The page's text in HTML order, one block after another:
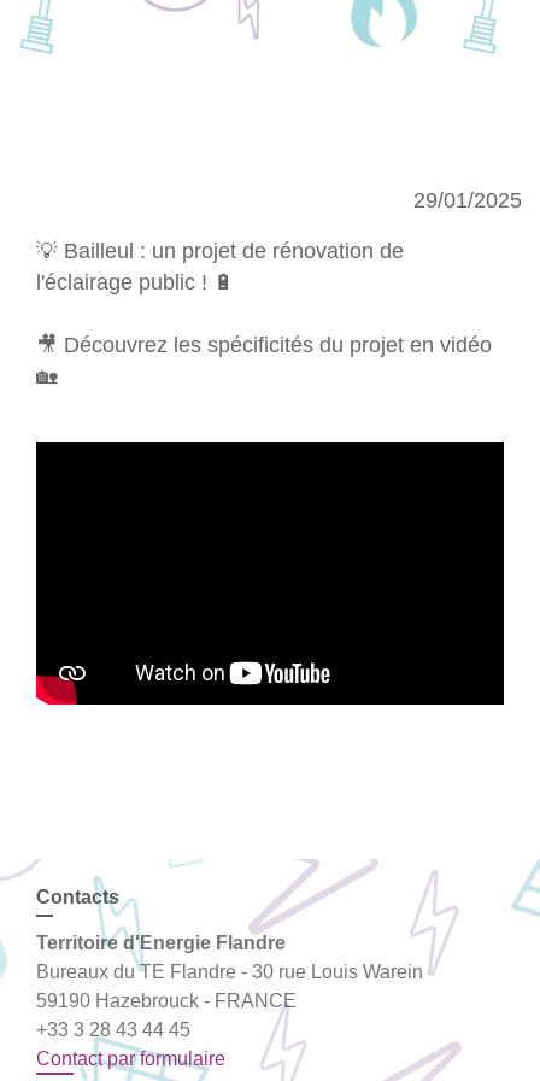
29/01/2025
💡 Bailleul : un projet de rénovation de
l'éclairage public ! 🔋
🎥 Découvrez les spécificités du projet en vidéo
🏡
Contacts
Territoire d'Energie Flandre
Bureaux du TE Flandre - 30 rue Louis Warein
59190 Hazebrouck - FRANCE
+33 3 28 43 44 45
Contact par formulaire